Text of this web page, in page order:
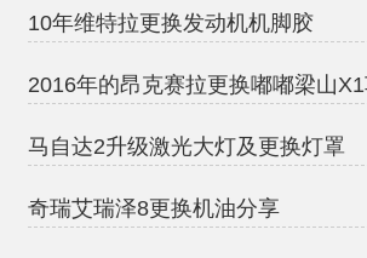
10年维特拉更换发动机机脚胶
2016年的昂克赛拉更换嘟嘟梁山
马自达2升级激光大灯及更换灯罩
奇瑞艾瑞泽8更换机油分享